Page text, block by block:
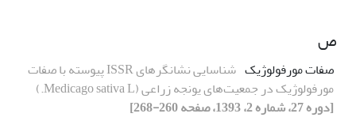
ص
صفات مورفولوژیک
شناسایی نشانگرهای ISSR پیوسته با صفات
مورفولوژیک در جمعیت‌های یونجه زراعی (Medicago sativa L.)
[دوره 27، شماره 2، 1393، صفحه 260-268]